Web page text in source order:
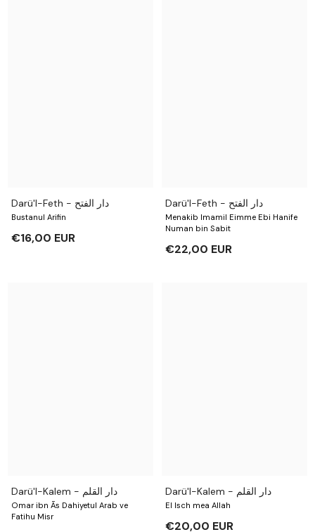
Darü'l-Feth - دار الفتح
Bustanul Arifin
€16,00 EUR
Darü'l-Feth - دار الفتح
Menakib Imamil Eimme Ebi Hanife
Numan bin Sabit
€22,00 EUR
Darü'l-Kalem - دار القلم
Omar ibn Ās Dahiyetul Arab ve
Fatihu Misr
Darü'l-Kalem - دار القلم
El Isch mea Allah
€20,00 EUR